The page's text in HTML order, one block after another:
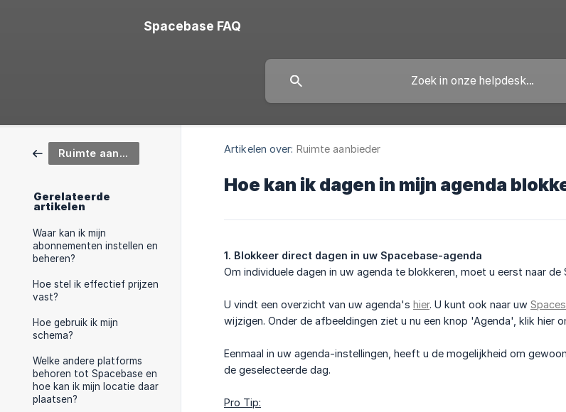
Spacebase FAQ
Ruimte aanbieder
Gerelateerde
artikelen
Waar kan ik mijn
abonnementen instellen en
beheren?
Hoe stel ik effectief prijzen
vast?
Hoe gebruik ik mijn
schema?
Welke andere platforms
behoren tot Spacebase en
hoe kan ik mijn locatie daar
plaatsen?
Artikelen over: Ruimte aanbieder
Hoe kan ik dagen in mijn agenda
1. Blokkeer direct dagen in uw Spacebase-agenda
Om individuele dagen in uw agenda te blokkeren, moet u eerst naar
U vindt een overzicht van uw agenda's hier. U kunt ook naar uw
wijzigen. Onder de afbeeldingen ziet u nu een knop 'Agenda', klik hier
Eenmaal in uw agenda-instellingen, heeft u de mogelijkheid om
de geselecteerde dag.
Pro Tip: